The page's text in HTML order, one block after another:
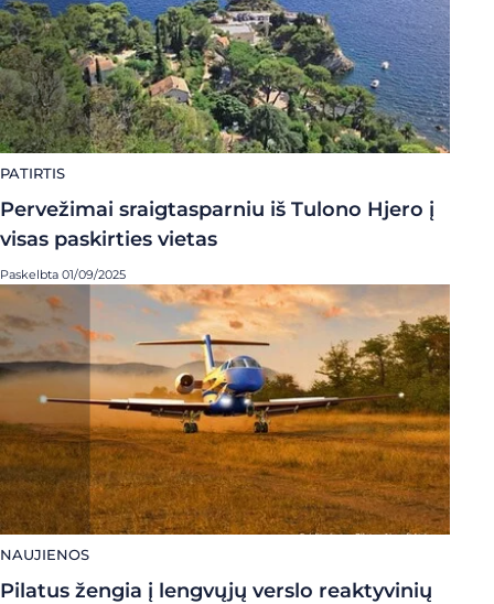
PATIRTIS
Pervežimai sraigtasparniu iš Tulono Hjero į
visas paskirties vietas
Paskelbta 01/09/2025
NAUJIENOS
Pilatus žengia į lengvųjų verslo reaktyvinių